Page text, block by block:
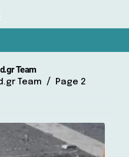
Team
Team Page 2